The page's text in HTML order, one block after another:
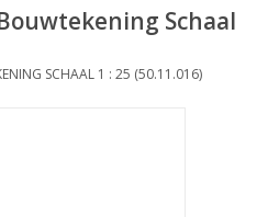
Schaal
SCHAAL 1 : 25 (50.11.016)